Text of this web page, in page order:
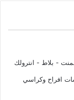
- بلاط - انترولك
افراح وكراسي